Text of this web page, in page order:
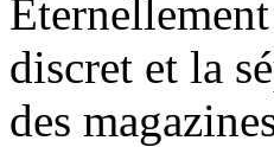
discret et la
des